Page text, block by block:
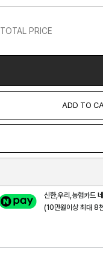
TOTAL PRICE
ADD TO
신한,우리,농협카드
(10만원이상 최대